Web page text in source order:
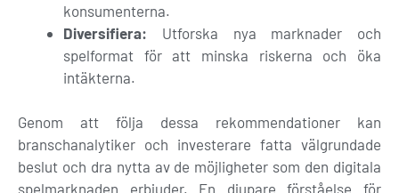
konsumenterna.
Diversifiera: Utforska nya marknader och
spelformat för att minska riskerna och öka
intäkterna.
Genom att följa dessa rekommendationer kan
branschanalytiker och investerare fatta välgrundade
beslut och dra nytta av de möjligheter som den digitala
spelmarknaden erbjuder. En djupare förståelse för